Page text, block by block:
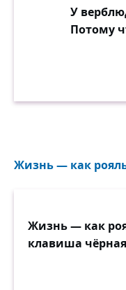
У
Потому
Жизнь — как
Жизнь — как
клавиша